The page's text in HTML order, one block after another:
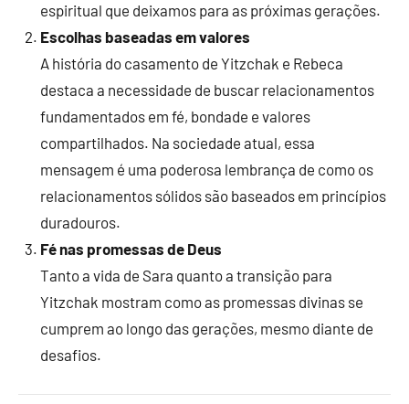
espiritual que deixamos para as próximas gerações.
Escolhas baseadas em valores
A história do casamento de Yitzchak e Rebeca
destaca a necessidade de buscar relacionamentos
fundamentados em fé, bondade e valores
compartilhados. Na sociedade atual, essa
mensagem é uma poderosa lembrança de como os
relacionamentos sólidos são baseados em princípios
duradouros.
Fé nas promessas de Deus
Tanto a vida de Sara quanto a transição para
Yitzchak mostram como as promessas divinas se
cumprem ao longo das gerações, mesmo diante de
desafios.